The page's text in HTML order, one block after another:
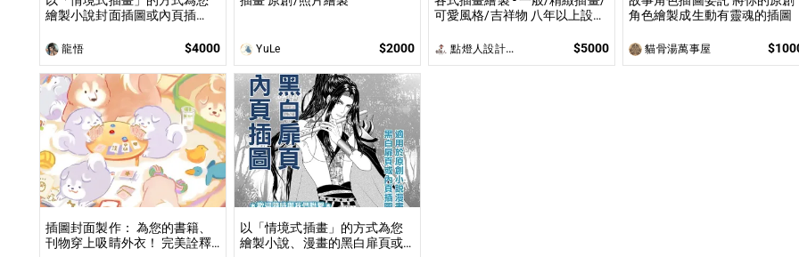
繪製小說封面插圖或內頁插
和「輕厚塗畫法」繪製小說、
漫畫封面或彩色內頁插圖！
龍悟 $4000 YuLe $2000
可愛風格/吉祥物 八年以上設計
點燈人設計工作室 $5000
角色繪製成生動有靈魂的插圖
貓骨湯萬事屋
插圖封面製作： 為您的書籍、
刊物穿上吸睛外衣！ 完美詮釋
以「情境式插畫」的方式為您
繪製小說、漫畫的黑白扉頁或